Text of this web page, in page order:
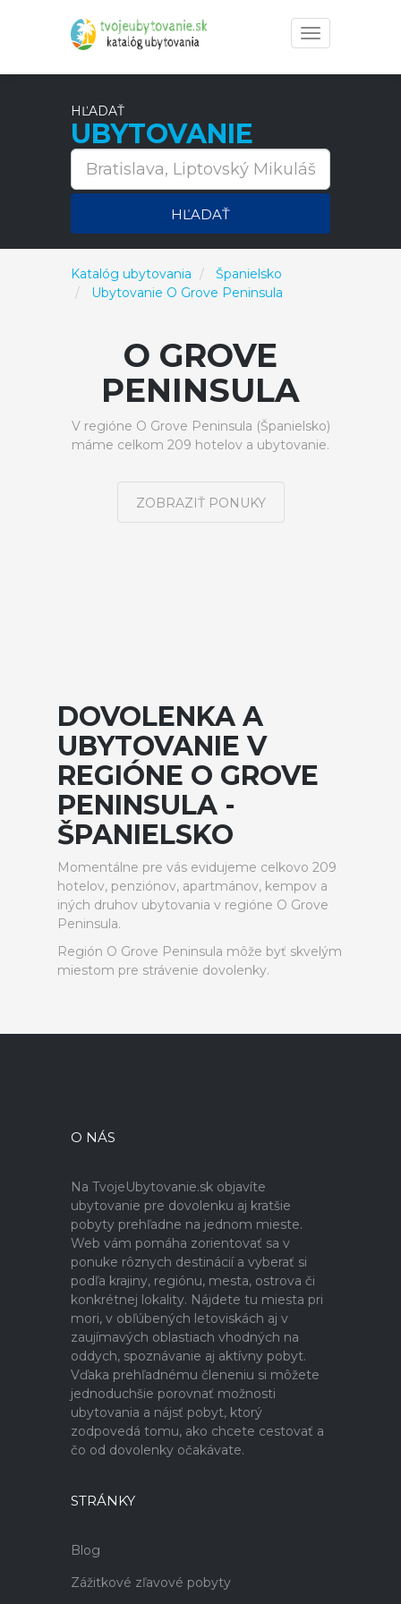
Toggle
navigation
HĽADAŤ
UBYTOVANIE
HĽADAŤ
Katalóg ubytovania
Španielsko
Ubytovanie O Grove Peninsula
O GROVE
PENINSULA
V regióne O Grove Peninsula (Španielsko)
máme celkom 209 hotelov a ubytovanie.
ZOBRAZIŤ PONUKY
DOVOLENKA A
UBYTOVANIE V
REGIÓNE O GROVE
PENINSULA -
ŠPANIELSKO
Momentálne pre vás evidujeme celkovo 209
hotelov, penziónov, apartmánov, kempov a
iných druhov ubytovania v regióne O Grove
Peninsula.
Región O Grove Peninsula môže byť skvelým
miestom pre strávenie dovolenky.
O NÁS
Na TvojeUbytovanie.sk objavíte
ubytovanie pre dovolenku aj kratšie
pobyty prehľadne na jednom mieste.
Web vám pomáha zorientovať sa v
ponuke rôznych destinácií a vyberať si
podľa krajiny, regiónu, mesta, ostrova či
konkrétnej lokality. Nájdete tu miesta pri
mori, v obľúbených letoviskách aj v
zaujímavých oblastiach vhodných na
oddych, spoznávanie aj aktívny pobyt.
Vďaka prehľadnému členeniu si môžete
jednoduchšie porovnať možnosti
ubytovania a nájsť pobyt, ktorý
zodpovedá tomu, ako chcete cestovať a
čo od dovolenky očakávate.
STRÁNKY
Blog
Zážitkové zľavové pobyty